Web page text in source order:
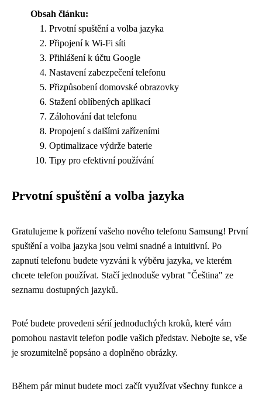
Obsah článku:
Prvotní spuštění a volba jazyka
Připojení k Wi-Fi síti
Přihlášení k účtu Google
Nastavení zabezpečení telefonu
Přizpůsobení domovské obrazovky
Stažení oblíbených aplikací
Zálohování dat telefonu
Propojení s dalšími zařízeními
Optimalizace výdrže baterie
Tipy pro efektivní používání
Prvotní spuštění a volba jazyka
Gratulujeme k pořízení vašeho nového telefonu Samsung! První
spuštění a volba jazyka jsou velmi snadné a intuitivní. Po
zapnutí telefonu budete vyzváni k výběru jazyka, ve kterém
chcete telefon používat. Stačí jednoduše vybrat "Čeština" ze
seznamu dostupných jazyků.
Poté budete provedeni sérií jednoduchých kroků, které vám
pomohou nastavit telefon podle vašich představ. Nebojte se, vše
je srozumitelně popsáno a doplněno obrázky.
Během pár minut budete moci začít využívat všechny funkce a